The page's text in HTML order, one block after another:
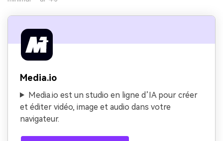
Media.io
Media.io est un studio en ligne d’IA pour créer
et éditer vidéo, image et audio dans votre
navigateur.